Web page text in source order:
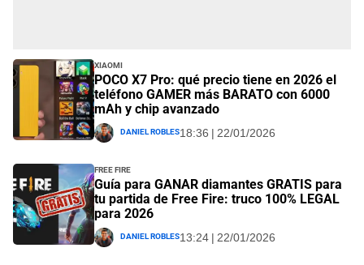
Xiaomi
POCO X7 Pro: qué precio tiene en 2026 el
teléfono GAMER más BARATO con 6000
mAh y chip avanzado
Daniel Robles18:36 | 22/01/2026
Free Fire
Guía para GANAR diamantes GRATIS para
tu partida de Free Fire: truco 100% LEGAL
para 2026
Daniel Robles13:24 | 22/01/2026